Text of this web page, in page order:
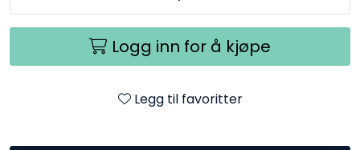
Logg inn for å kjøpe
Legg til favoritter